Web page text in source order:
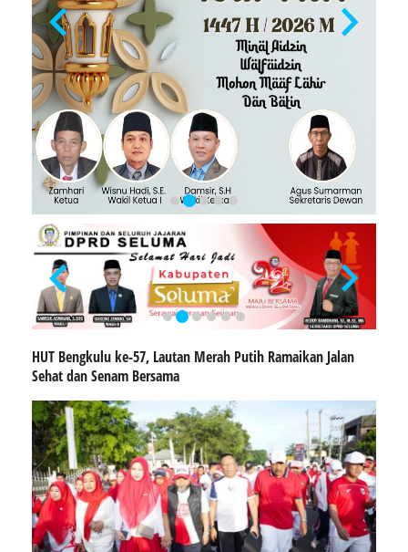
HUT Bengkulu ke-57, Lautan Merah Putih Ramaikan Jalan
Sehat dan Senam Bersama